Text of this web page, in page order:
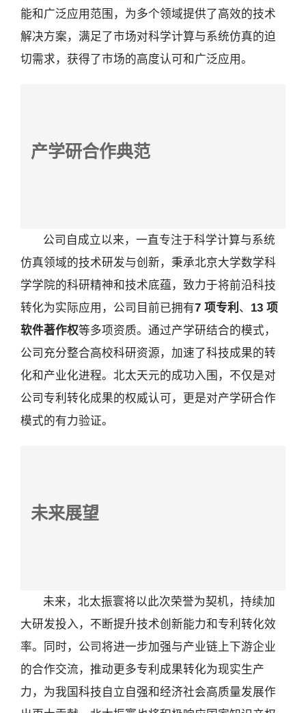
能和广泛应用范围，为多个领域提供了高效的技术
解决方案，满足了市场对科学计算与系统仿真的迫
切需求，获得了市场的高度认可和广泛应用。
产学研合作典范
公司自成立以来，一直专注于科学计算与系统
仿真领域的技术研发与创新，秉承北京大学数学科
学学院的科研精神和技术底蕴，致力于将前沿科技
转化为实际应用，公司目前已拥有7 项专利 、 13 项
软件著作权等多项资质。通过产学研结合的模式，
公司充分整合高校科研资源，加速了科技成果的转
化和产业化进程。北太天元的成功入围，不仅是对
公司专利转化成果的权威认可，更是对产学研合作
模式的有力验证。
未来展望
未来，北太振寰将以此次荣誉为契机，持续加
大研发投入，不断提升技术创新能力和专利转化效
率。同时，公司将进一步加强与产业链上下游企业
的合作交流，推动更多专利成果转化为现实生产
力，为我国科技自立自强和经济社会高质量发展作